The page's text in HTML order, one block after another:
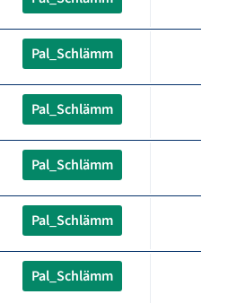
Pal_Schlämm
Pal_Schlämm
Pal_Schlämm
Pal_Schlämm
Pal_Schlämm